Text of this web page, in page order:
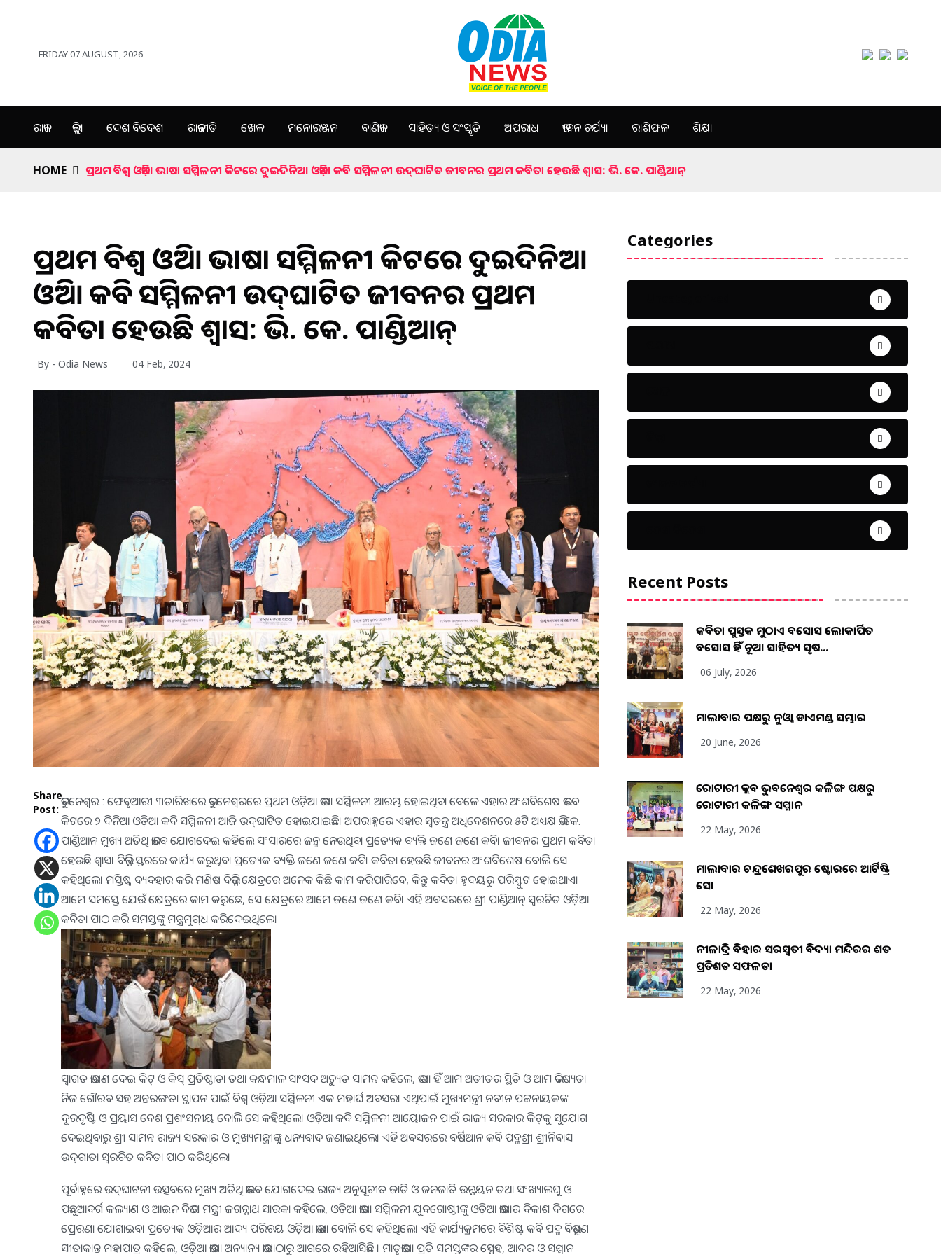
FRIDAY 07 AUGUST, 2026
ରାଜ୍ୟ ଜିଲ୍ଲା ଦେଶ ବିଦେଶ ରାଜନୀତି ଖେଳ ମନୋରଞ୍ଜନ ବାଣିଜ୍ୟ ସାହିତ୍ୟ ଓ ସଂସ୍କୃତି ଅପରାଧ ଜୀବନ ଚର୍ଯ୍ୟା ରାଶିଫଳ ଶିକ୍ଷା
HOME ପ୍ରଥମ ବିଶ୍ୱ ଓଡ଼ିଆ ଭାଷା ସମ୍ମିଳନୀ କିଟରେ ଦୁଇଦିନିଆ ଓଡ଼ିଆ କବି ସମ୍ମିଳନୀ ଉଦ୍‍ଘାଟିତ ଜୀବନର ପ୍ରଥମ କବିତା ହେଉଛି ଶ୍ୱାସ: ଭି. କେ. ପାଣ୍ଡିଆନ୍‍
ପ୍ରଥମ ବିଶ୍ୱ ଓଡ଼ିଆ ଭାଷା ସମ୍ମିଳନୀ କିଟରେ ଦୁଇଦିନିଆ
ଓଡ଼ିଆ କବି ସମ୍ମିଳନୀ ଉଦ୍‍ଘାଟିତ ଜୀବନର ପ୍ରଥମ
କବିତା ହେଉଛି ଶ୍ୱାସ: ଭି. କେ. ପାଣ୍ଡିଆନ୍‍
By - Odia News 04 Feb, 2024
Share
Post:
ଭୁବନେଶ୍ୱର : ଫେବୃଆରୀ ୩ତାରିଖରେ ଭୁବନେଶ୍ୱରରେ ପ୍ରଥମ ଓଡ଼ିଆ ଭାଷା ସମ୍ମିଳନୀ ଆରମ୍ଭ ହୋଇଥିବା ବେଳେ ଏହାର ଅଂଶବିଶେଷ ଭାବେ
କିଟରେ ୨ ଦିନିଆ ଓଡ଼ିଆ କବି ସମ୍ମିଳନୀ ଆଜି ଉଦ୍‍ଘାଟିତ ହୋଇଯାଇଛି। ଅପରାହ୍ନରେ ଏହାର ସ୍ୱତନ୍ତ୍ର ଅଧିବେଶନରେ ୫ଟି ଅଧ୍ୟକ୍ଷ ଭି. କେ.
ପାଣ୍ଡିଆନ ମୁଖ୍ୟ ଅତିଥି ଭାବେ ଯୋଗଦେଇ କହିଲେ ସଂସାରରେ ଜନ୍ମ ନେଉଥିବା ପ୍ରତ୍ୟେକ ବ୍ୟକ୍ତି ଜଣେ ଜଣେ କବି। ଜୀବନର ପ୍ରଥମ କବିତା
ହେଉଛି ଶ୍ୱାସ। ବିଭିନ୍ନ ସ୍ତରରେ କାର୍ଯ୍ୟ କରୁଥିବା ପ୍ରତ୍ୟେକ ବ୍ୟକ୍ତି ଜଣେ ଜଣେ କବି। କବିତା ହେଉଛି ଜୀବନର ଅଂଶବିଶେଷ ବୋଲି ସେ
କହିଥିଲେ। ମସ୍ତିଷ୍କ ବ୍ୟବହାର କରି ମଣିଷ ବିଭିନ୍ନ କ୍ଷେତ୍ରରେ ଅନେକ କିଛି କାମ କରିପାରିବେ, କିନ୍ତୁ କବିତା ହୃଦୟରୁ ପରିସ୍ଫୁଟ ହୋଇଥାଏ।
ଆମେ ସମସ୍ତେ ଯେଉଁ କ୍ଷେତ୍ରରେ କାମ କରୁଛେ, ସେ କ୍ଷେତ୍ରରେ ଆମେ ଜଣେ ଜଣେ କବି। ଏହି ଅବସରରେ ଶ୍ରୀ ପାଣ୍ଡିଆନ୍‍ ସ୍ୱରଚିତ ଓଡ଼ିଆ
କବିତା ପାଠ କରି ସମସ୍ତଙ୍କୁ ମନ୍ତ୍ରମୁଗ୍‍ଧ କରିଦେଇଥିଲେ।
ସ୍ୱାଗତ ଭାଷଣ ଦେଇ କିଟ୍‍ ଓ କିସ୍‍ ପ୍ରତିଷ୍ଠାତା ତଥା କନ୍ଧମାଳ ସାଂସଦ ଅଚ୍ୟୁତ ସାମନ୍ତ କହିଲେ, ଭାଷା ହିଁ ଆମ ଅତୀତର ସ୍ଥିତି ଓ ଆମ ଭବିଷ୍ୟତ।
ନିଜ ଗୌରବ ସହ ଅନ୍ତରଙ୍ଗତା ସ୍ଥାପନ ପାଇଁ ବିଶ୍ୱ ଓଡ଼ିଆ ସମ୍ମିଳନୀ ଏକ ମହାର୍ଘ ଅବସର। ଏଥିପାଇଁ ମୁଖ୍ୟମନ୍ତ୍ରୀ ନବୀନ ପଟ୍ଟନାୟକଙ୍କ
ଦୂରଦୃଷ୍ଟି ଓ ପ୍ରୟାସ ବେଶ ପ୍ରଶଂସନୀୟ ବୋଲି ସେ କହିଥିଲେ। ଓଡ଼ିଆ କବି ସମ୍ମିଳନୀ ଆୟୋଜନ ପାଇଁ ରାଜ୍ୟ ସରକାର କିଟ୍‍କୁ ସୁଯୋଗ
ଦେଇଥିବାରୁ ଶ୍ରୀ ସାମନ୍ତ ରାଜ୍ୟ ସରକାର ଓ ମୁଖ୍ୟମନ୍ତ୍ରୀଙ୍କୁ ଧନ୍ୟବାଦ ଜଣାଇଥିଲେ। ଏହି ଅବସରରେ ବର୍ଷିଆନ କବି ପଦ୍ମଶ୍ରୀ ଶ୍ରୀନିବାସ
ଉଦ୍‍ଗାତା ସ୍ୱରଚିତ କବିତା ପାଠ କରିଥିଲେ।
ପୂର୍ବାହ୍ନରେ ଉଦ୍‍ଘାଟନୀ ଉତ୍ସବରେ ମୁଖ୍ୟ ଅତିଥି ଭାବେ ଯୋଗଦେଇ ରାଜ୍ୟ ଅନୁସୂଚୀତ ଜାତି ଓ ଜନଜାତି ଉନ୍ନୟନ ତଥା ସଂଖ୍ୟାଲଘୁ ଓ
ପଛୁଆବର୍ଗ କଲ୍ୟାଣ ଓ ଆଇନ ବିଭାଗ ମନ୍ତ୍ରୀ ଜଗନ୍ନାଥ ସାରକା କହିଲେ, ଓଡ଼ିଆ ଭାଷା ସମ୍ମିଳନୀ ଯୁବଗୋଷ୍ଠୀଙ୍କୁ ଓଡ଼ିଆ ଭାଷାର ବିକାଶ ଦିଗରେ
ପ୍ରେରଣା ଯୋଗାଇବ। ପ୍ରତ୍ୟେକ ଓଡ଼ିଆର ଆଦ୍ୟ ପରିଚୟ ଓଡ଼ିଆ ଭାଷା ବୋଲି ସେ କହିଥିଲେ। ଏହି କାର୍ଯ୍ୟକ୍ରମରେ ବିଶିଷ୍ଟ କବି ପଦ୍ମ ବିଭୂଷଣ
ସୀତାକାନ୍ତ ମହାପାତ୍ର କହିଲେ, ଓଡ଼ିଆ ଭାଷା ଅନ୍ୟାନ୍ୟ ଭାଷାଠାରୁ ଆଗରେ ରହିଆସିଛି । ମାତୃଭାଷା ପ୍ରତି ସମସ୍ତଙ୍କର ସ୍ନେହ, ଆଦର ଓ ସମ୍ମାନ
Categories
Recent Posts
କବିତା ପୁସ୍ତକ ମୁଠାଏ ଅବସୋସ ଲୋକାର୍ପିତ
ଅବସୋସ ହିଁ ନୂଆ ସାହିତ୍ୟ ସୃଷ...
06 July, 2026
ମାଲାବାର ପକ୍ଷରୁ ନୁଓ୍ବା ଡାଏମଣ୍ଡ ସମ୍ଭାର
20 June, 2026
ରୋଟାରୀ କ୍ଲବ ଭୁବନେଶ୍ୱର କଳିଙ୍ଗ ପକ୍ଷରୁ
ରୋଟାରୀ କଳିଙ୍ଗ ସମ୍ମାନ
22 May, 2026
ମାଲାବାର ଚନ୍ଦ୍ରଶେଖରପୁର ଷ୍ଟୋରରେ ଆର୍ଟିଷ୍ଟ୍ରି
ସୋ
22 May, 2026
ନୀଳାଦ୍ରି ବିହାର ସରସ୍ୱତୀ ବିଦ୍ୟା ମନ୍ଦିରର ଶତ
ପ୍ରତିଶତ ସଫଳତା
22 May, 2026